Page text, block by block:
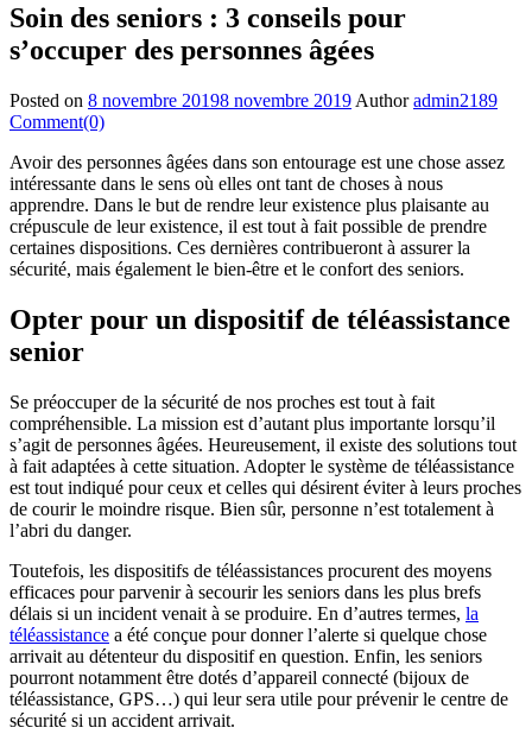
Soin des seniors : 3 conseils pour
s’occuper des personnes âgées
Posted on 8 novembre 20198 novembre 2019 Author admin2189
Comment(0)
Avoir des personnes âgées dans son entourage est une chose assez
intéressante dans le sens où elles ont tant de choses à nous
apprendre. Dans le but de rendre leur existence plus plaisante au
crépuscule de leur existence, il est tout à fait possible de prendre
certaines dispositions. Ces dernières contribueront à assurer la
sécurité, mais également le bien-être et le confort des seniors.
Opter pour un dispositif de téléassistance
senior
Se préoccuper de la sécurité de nos proches est tout à fait
compréhensible. La mission est d’autant plus importante lorsqu’il
s’agit de personnes âgées. Heureusement, il existe des solutions tout
à fait adaptées à cette situation. Adopter le système de téléassistance
est tout indiqué pour ceux et celles qui désirent éviter à leurs proches
de courir le moindre risque. Bien sûr, personne n’est totalement à
l’abri du danger.
Toutefois, les dispositifs de téléassistances procurent des moyens
efficaces pour parvenir à secourir les seniors dans les plus brefs
délais si un incident venait à se produire. En d’autres termes, la
téléassistance a été conçue pour donner l’alerte si quelque chose
arrivait au détenteur du dispositif en question. Enfin, les seniors
pourront notamment être dotés d’appareil connecté (bijoux de
téléassistance, GPS…) qui leur sera utile pour prévenir le centre de
sécurité si un accident arrivait.